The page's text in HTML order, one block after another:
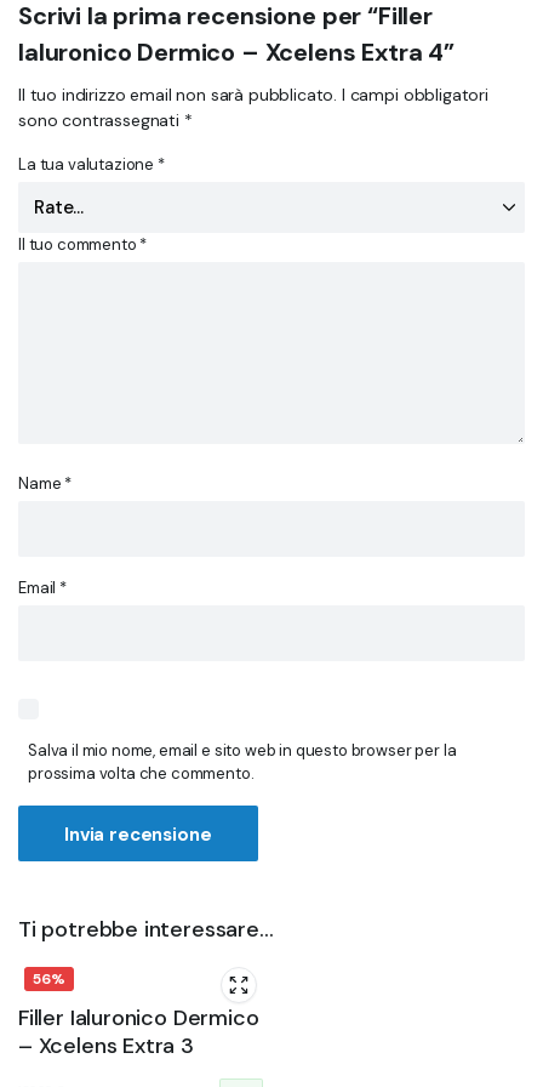
Scrivi la prima recensione per “Filler
Ialuronico Dermico – Xcelens Extra 4”
Il tuo indirizzo email non sarà pubblicato. I campi obbligatori
sono contrassegnati *
La tua valutazione *
Il tuo commento *
Name *
Email *
Salva il mio nome, email e sito web in questo browser per la
prossima volta che commento.
Ti potrebbe interessare…
56%
Filler Ialuronico Dermico
– Xcelens Extra 3